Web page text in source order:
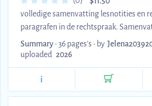
volledige samenvatting lesnotities en
paragrafen in de rechtspraak.
engels zoals het examen
Summary • 36 pages's • by
uploaded 2026
i